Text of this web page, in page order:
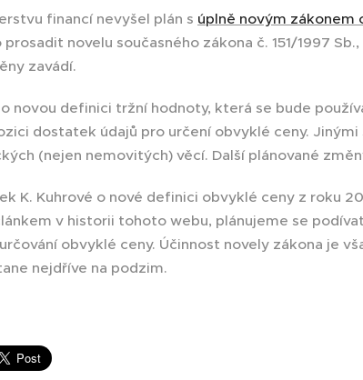
financí nevyšel plán s úplně novým zákonem
novelu současného zákona č. 151/1997
zavádí.
novou definici tržní hodnoty, která se bude
dostatek údajů pro určení obvyklé ceny. Jinými
(nejen nemovitých) věcí. Další plánované
K. Kuhrové o nové definici obvyklé ceny z roku
v historii tohoto webu, plánujeme se
obvyklé ceny. Účinnost novely zákona je
nejdříve na podzim.